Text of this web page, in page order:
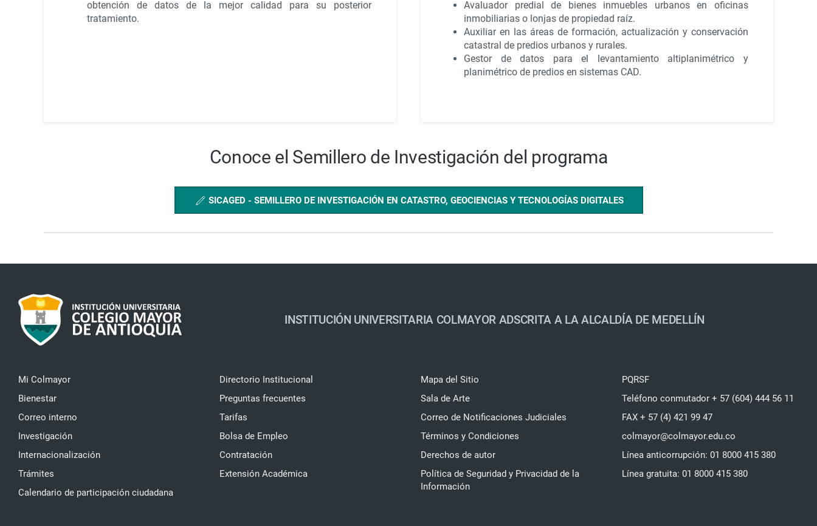
obtención de datos de la mejor calidad para su posterior
tratamiento.
Avaluador predial de bienes inmuebles urbanos en oficinas
inmobiliarias o lonjas de propiedad raíz.
Auxiliar en las áreas de formación, actualización y conservación
catastral de predios urbanos y rurales.
Gestor de datos para el levantamiento altiplanimétrico y
planimétrico de predios en sistemas CAD.
Conoce el Semillero de Investigación del programa
SICAGED - SEMILLERO DE INVESTIGACIÓN EN CATASTRO, GEOCIENCIAS Y TECNOLOGÍAS DIGITALES
INSTITUCIÓN UNIVERSITARIA COLMAYOR ADSCRITA A LA ALCALDÍA DE MEDELLÍN
Mi Colmayor
Bienestar
Correo interno
Investigación
Internacionalización
Trámites
Calendario de participación ciudadana
Directorio Institucional
Preguntas frecuentes
Tarifas
Bolsa de Empleo
Contratación
Extensión Académica
Mapa del Sitio
Sala de Arte
Correo de Notificaciones Judiciales
Términos y Condiciones
Derechos de autor
Política de Seguridad y Privacidad de la
Información
PQRSF
Teléfono conmutador + 57 (604) 444 56 11
FAX + 57 (4) 421 99 47
colmayor@colmayor.edu.co
Línea anticorrupción: 01 8000 415 380
Línea gratuita: 01 8000 415 380